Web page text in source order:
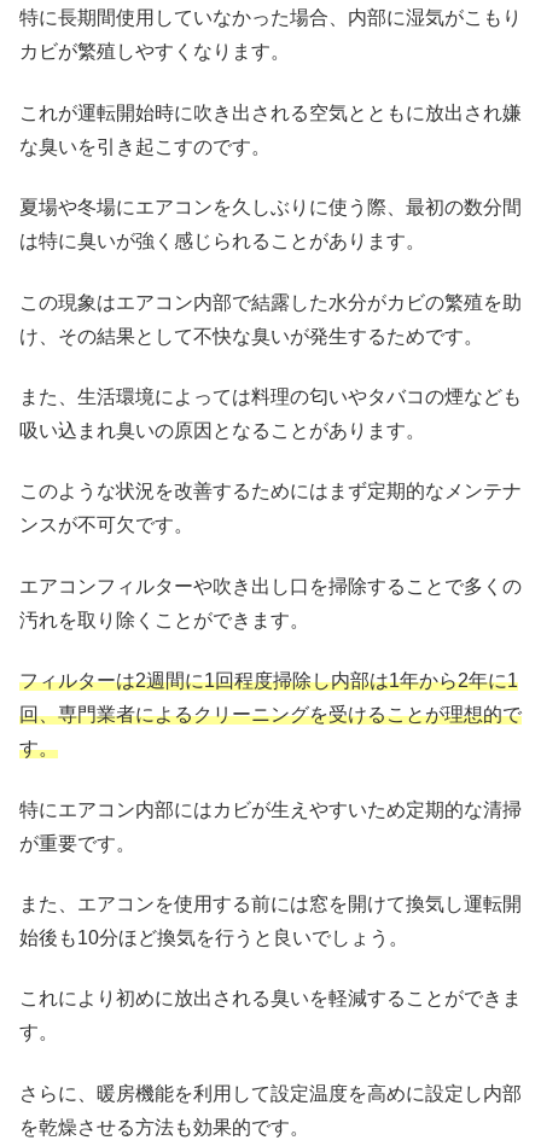
特に長期間使用していなかった場合、内部に湿気がこもり
カビが繁殖しやすくなります。
これが運転開始時に吹き出される空気とともに放出され嫌
な臭いを引き起こすのです。
夏場や冬場にエアコンを久しぶりに使う際、最初の数分間
は特に臭いが強く感じられることがあります。
この現象はエアコン内部で結露した水分がカビの繁殖を助
け、その結果として不快な臭いが発生するためです。
また、生活環境によっては料理の匂いやタバコの煙なども
吸い込まれ臭いの原因となることがあります。
このような状況を改善するためにはまず定期的なメンテナ
ンスが不可欠です。
エアコンフィルターや吹き出し口を掃除することで多くの
汚れを取り除くことができます。
フィルターは2週間に1回程度掃除し内部は1年から2年に1
回、専門業者によるクリーニングを受けることが理想的で
す。
特にエアコン内部にはカビが生えやすいため定期的な清掃
が重要です。
また、エアコンを使用する前には窓を開けて換気し運転開
始後も10分ほど換気を行うと良いでしょう。
これにより初めに放出される臭いを軽減することができま
す。
さらに、暖房機能を利用して設定温度を高めに設定し内部
を乾燥させる方法も効果的です。